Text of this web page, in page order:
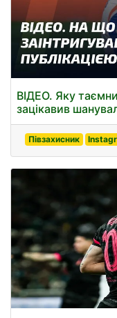
ВІДЕО. Яку
зацікавив
Півзахисник